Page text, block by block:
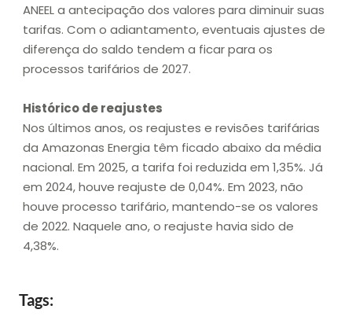
ANEEL a antecipação dos valores para diminuir suas
tarifas. Com o adiantamento, eventuais ajustes de
diferença do saldo tendem a ficar para os
processos tarifários de 2027.
Histórico de reajustes
Nos últimos anos, os reajustes e revisões tarifárias
da Amazonas Energia têm ficado abaixo da média
nacional. Em 2025, a tarifa foi reduzida em 1,35%. Já
em 2024, houve reajuste de 0,04%. Em 2023, não
houve processo tarifário, mantendo-se os valores
de 2022. Naquele ano, o reajuste havia sido de
4,38%.
Tags: